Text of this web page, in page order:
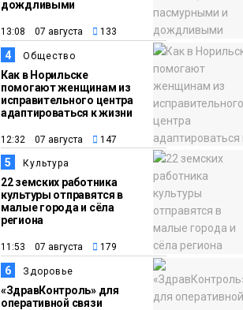
17:50
Здоровье
Номинант на премию
«Герой Северного
города» Анастасия
Батуринец 24 года
заботится о здоровье
жителей Норильска
дождливыми
13:08 07 августа 133
4 Общество
Как в Норильске
помогают женщинам из
исправительного центра
адаптироваться к жизни
12:32 07 августа 147
5 Культура
22 земских работника
культуры отправятся в
малые города и сёла
региона
11:53 07 августа 179
6 Здоровье
«ЗдравКонтроль» для
оперативной связи